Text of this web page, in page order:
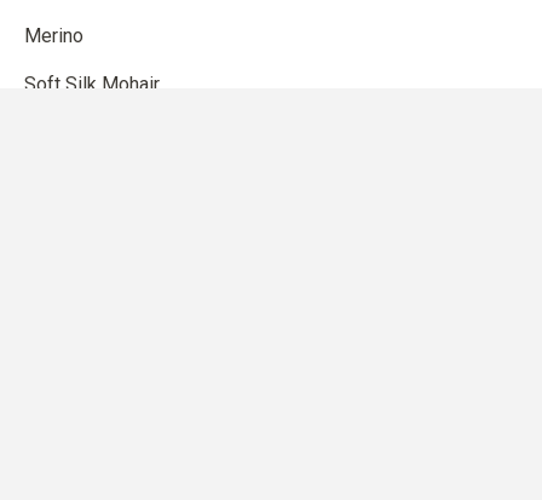
Merino
Soft Silk Mohair